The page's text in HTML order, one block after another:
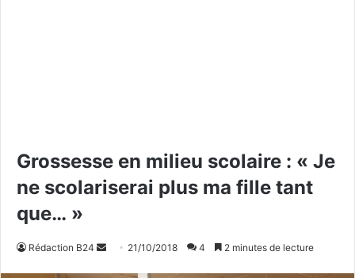
Grossesse en milieu scolaire : « Je
ne scolariserai plus ma fille tant
que… »
Rédaction B24 21/10/2018 4 2 minutes de lecture